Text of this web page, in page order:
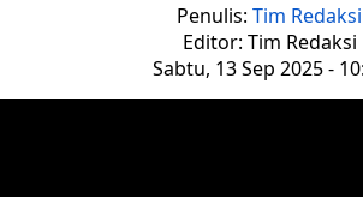
Penulis: Tim Redaksi
Editor: Tim Redaksi
Sabtu, 13 Sep 2025 -